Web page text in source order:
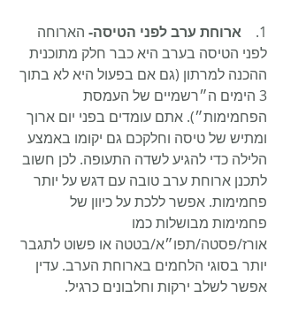
1. ארוחת ערב לפני הטיסה- הארוחה
לפני הטיסה בערב היא כבר חלק מתוכנית
ההכנה למרתון (גם אם בפעול היא לא בתוך
3 הימים ה״רשמיים של העמסת
הפחמימות״). אתם עומדים בפני יום ארוך
ומתיש של טיסה וחלקכם גם יקומו באמצע
הלילה כדי להגיע לשדה התעופה. לכן חשוב
לתכנן ארוחת ערב טובה עם דגש על יותר
פחמימות. אפשר ללכת על כיוון של
פחמימות מבושלות כמו
אורז/פסטה/תפו״א/בטטה או פשוט לתגבר
יותר בסוגי הלחמים בארוחת הערב. עדין
אפשר לשלב ירקות וחלבונים כרגיל.